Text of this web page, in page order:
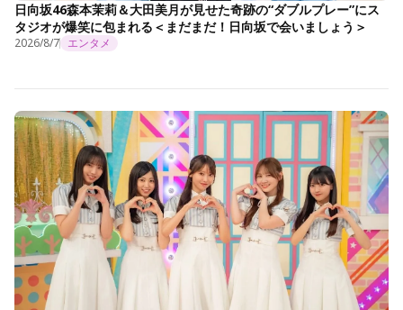
日向坂46森本茉莉＆大田美月が見せた奇跡の“ダブルプレー”にス
タジオが爆笑に包まれる＜まだまだ！日向坂で会いましょう＞
2026/8/7 エンタメ